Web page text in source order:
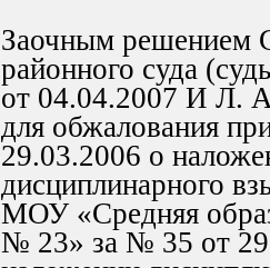
Заочным решением
районного суда
от 04.04.2007 И Л.
для обжалования
29.03.2006 о
дисциплинарного
МОУ «Средняя
№ 23» за № 35 от